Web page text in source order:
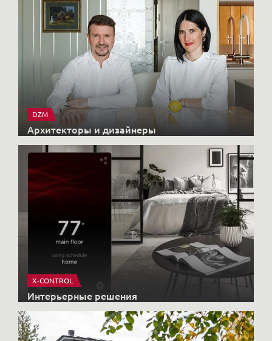
DZM
Архитекторы и дизайнеры
X-CONTROL
Интерьерные решения